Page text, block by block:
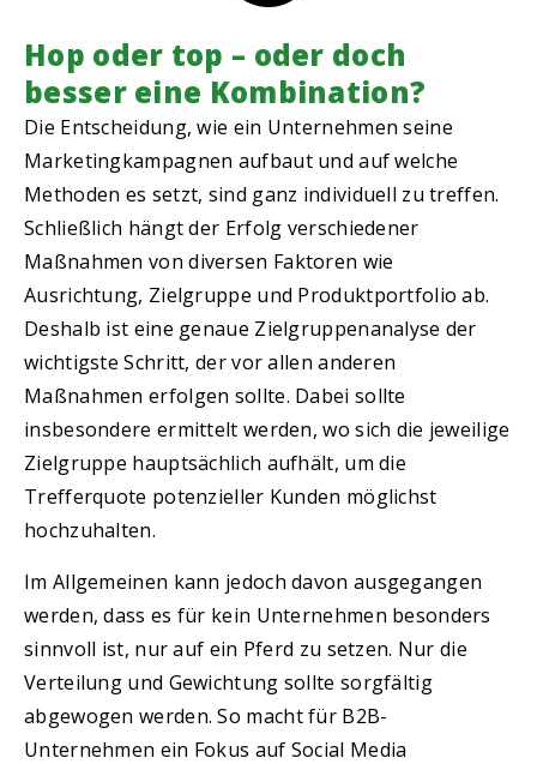
Hop oder top – oder doch
besser eine Kombination?
Die Entscheidung, wie ein Unternehmen seine
Marketingkampagnen aufbaut und auf welche
Methoden es setzt, sind ganz individuell zu treffen.
Schließlich hängt der Erfolg verschiedener
Maßnahmen von diversen Faktoren wie
Ausrichtung, Zielgruppe und Produktportfolio ab.
Deshalb ist eine genaue Zielgruppenanalyse der
wichtigste Schritt, der vor allen anderen
Maßnahmen erfolgen sollte. Dabei sollte
insbesondere ermittelt werden, wo sich die jeweilige
Zielgruppe hauptsächlich aufhält, um die
Trefferquote potenzieller Kunden möglichst
hochzuhalten.
Im Allgemeinen kann jedoch davon ausgegangen
werden, dass es für kein Unternehmen besonders
sinnvoll ist, nur auf ein Pferd zu setzen. Nur die
Verteilung und Gewichtung sollte sorgfältig
abgewogen werden. So macht für B2B-
Unternehmen ein Fokus auf Social Media